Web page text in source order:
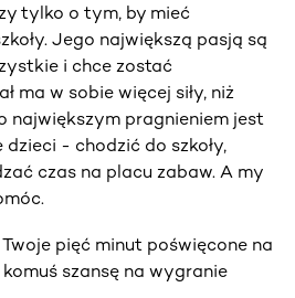
tylko o tym, by mieć
Jego największą pasją są
i chce zostać
ma w sobie więcej siły, niż
największym pragnieniem jest
- chodzić do szkoły,
czas na placu zabaw. A my
pięć minut poświęcone na
szansę na wygranie